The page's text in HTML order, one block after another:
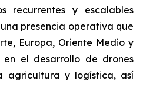
recurrentes y escalables
presencia operativa que
Europa, Oriente Medio y
en el desarrollo de drones
agricultura y logística, así